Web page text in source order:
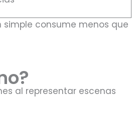
consume menos que
al representar escenas